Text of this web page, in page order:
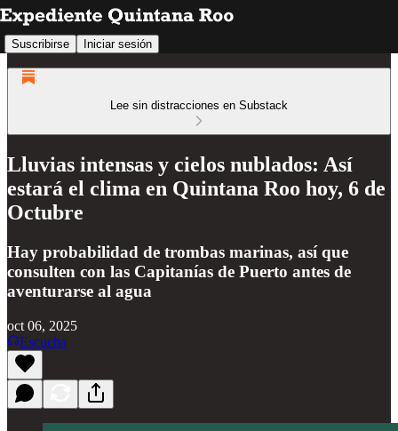
Suscribirse Iniciar sesión
Lee sin distracciones en Substack
Lluvias intensas y cielos nublados: Así
estará el clima en Quintana Roo hoy, 6 de
Octubre
Hay probabilidad de trombas marinas, así que
consulten con las Capitanías de Puerto antes de
aventurarse al agua
oct 06, 2025
Escucha